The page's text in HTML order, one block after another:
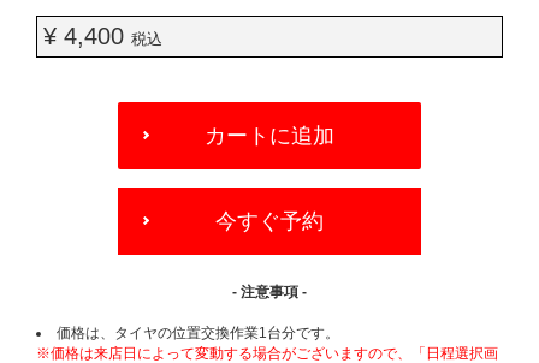
¥ 4,400 税込
OPTIONS
カートに追加
今すぐ予約
- 注意事項 -
価格は、タイヤの位置交換作業1台分です。
※価格は来店日によって変動する場合がございますので、「日程選択画